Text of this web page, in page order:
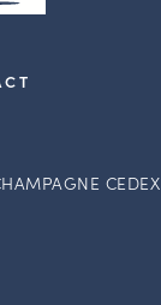
CEDEX